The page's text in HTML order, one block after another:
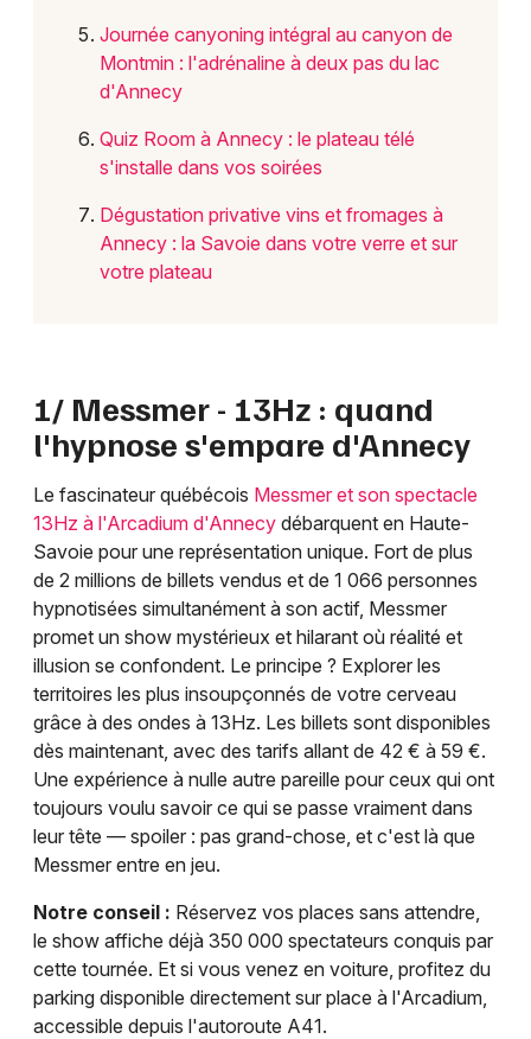
Journée canyoning intégral au canyon de
Montmin : l'adrénaline à deux pas du lac
d'Annecy
Quiz Room à Annecy : le plateau télé
s'installe dans vos soirées
Dégustation privative vins et fromages à
Annecy : la Savoie dans votre verre et sur
votre plateau
1/ Messmer - 13Hz : quand
l'hypnose s'empare d'Annecy
Le fascinateur québécois Messmer et son spectacle
13Hz à l'Arcadium d'Annecy débarquent en Haute-
Savoie pour une représentation unique. Fort de plus
de 2 millions de billets vendus et de 1 066 personnes
hypnotisées simultanément à son actif, Messmer
promet un show mystérieux et hilarant où réalité et
illusion se confondent. Le principe ? Explorer les
territoires les plus insoupçonnés de votre cerveau
grâce à des ondes à 13Hz. Les billets sont disponibles
dès maintenant, avec des tarifs allant de 42 € à 59 €.
Une expérience à nulle autre pareille pour ceux qui ont
toujours voulu savoir ce qui se passe vraiment dans
leur tête — spoiler : pas grand-chose, et c'est là que
Messmer entre en jeu.
Notre conseil : Réservez vos places sans attendre,
le show affiche déjà 350 000 spectateurs conquis par
cette tournée. Et si vous venez en voiture, profitez du
parking disponible directement sur place à l'Arcadium,
accessible depuis l'autoroute A41.